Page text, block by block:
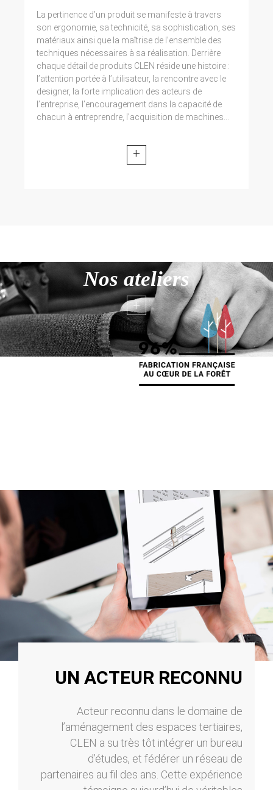
La pertinence d’un produit se manifeste à travers
son ergonomie, sa technicité, sa sophistication, ses
matériaux ainsi que la maîtrise de l’ensemble des
techniques nécessaires à sa réalisation. Derrière
chaque détail de produits CLEN réside une histoire :
l’attention portée à l’utilisateur, la rencontre avec le
designer, la forte implication des acteurs de
l’entreprise, l’encouragement dans la capacité de
chacun à entreprendre, l’acquisition de machines...
+
Nos ateliers
+
UN ACTEUR RECONNU
Acteur reconnu dans le domaine de
l’aménagement des espaces tertiaires,
CLEN a su très tôt intégrer un bureau
d’études, et fédérer un réseau de
partenaires au fil des ans. Cette expérience